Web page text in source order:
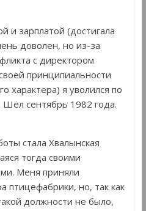
и зарплатой (достигала
доволен, но из-за
с директором
принципиальности
характера) я уволился по
сентябрь 1982 года.
стала Хвалынская
тогда своими
Меня приняли
птицефабрики, но, так как
должности не было,